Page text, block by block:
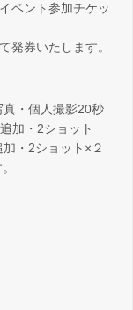
ベント参加チケッ
発券いたします。
・個人撮影20秒
加・2ショット
・2ショット×２